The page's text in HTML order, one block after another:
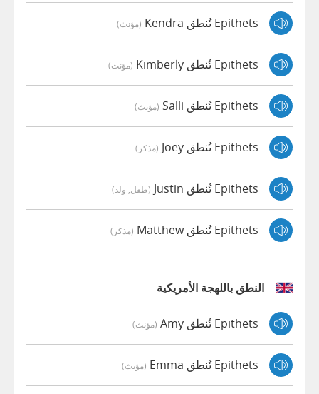
Epithets تُنطق Kendra (مؤنث)
Epithets تُنطق Kimberly (مؤنث)
Epithets تُنطق Salli (مؤنث)
Epithets تُنطق Joey (مذكر)
Epithets تُنطق Justin (طفل, ولد)
Epithets تُنطق Matthew (مذكر)
النطق باللهجة الأمريكية
Epithets تُنطق Amy (مؤنث)
Epithets تُنطق Emma (مؤنث)